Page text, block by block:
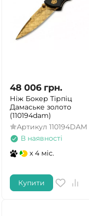
48 006 грн.
Ніж Бокер Тірпіц
Дамаське золото
(110194dam)
Артикул 110194DAM
В наявності
x 4 міс.
Купити